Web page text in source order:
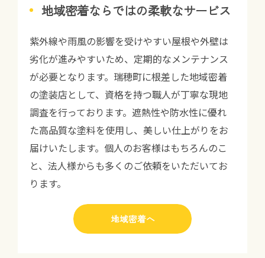
地域密着ならではの柔軟なサービス
紫外線や雨風の影響を受けやすい屋根や外壁は
劣化が進みやすいため、定期的なメンテナンス
が必要となります。瑞穂町に根差した地域密着
の塗装店として、資格を持つ職人が丁寧な現地
調査を行っております。遮熱性や防水性に優れ
た高品質な塗料を使用し、美しい仕上がりをお
届けいたします。個人のお客様はもちろんのこ
と、法人様からも多くのご依頼をいただいてお
ります。
地域密着へ